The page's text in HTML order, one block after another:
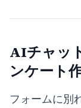
AIチャッ
ンケート
フォームに別